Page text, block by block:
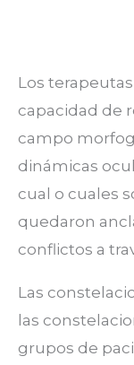
Los
capacidad de
campo
dinámicas
cual o cuales
quedaron
conflictos a
Las
las
grupos de